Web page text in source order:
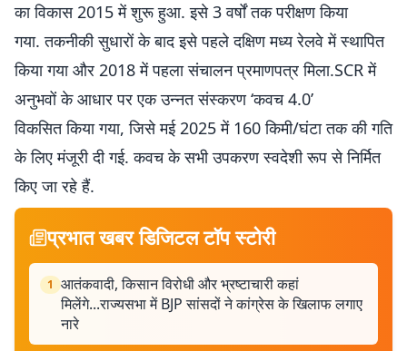
का विकास 2015 में शुरू हुआ. इसे 3 वर्षों तक परीक्षण किया
गया. तकनीकी सुधारों के बाद इसे पहले दक्षिण मध्य रेलवे में स्थापित
किया गया और 2018 में पहला संचालन प्रमाणपत्र मिला.SCR में
अनुभवों के आधार पर एक उन्नत संस्करण ‘कवच 4.0’
विकसित किया गया, जिसे मई 2025 में 160 किमी/घंटा तक की गति
के लिए मंजूरी दी गई. कवच के सभी उपकरण स्वदेशी रूप से निर्मित
किए जा रहे हैं.
प्रभात खबर डिजिटल टॉप स्टोरी
1 आतंकवादी, किसान विरोधी और भ्रष्टाचारी कहां
मिलेंगे...राज्यसभा में BJP सांसदों ने कांग्रेस के खिलाफ लगाए
नारे